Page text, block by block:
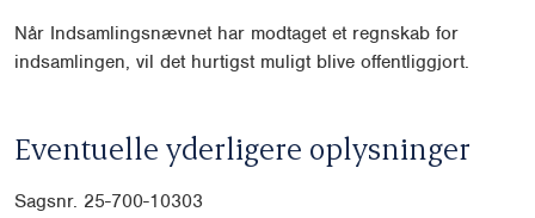
Når Indsamlingsnævnet har modtaget et regnskab for
indsamlingen, vil det hurtigst muligt blive offentliggjort.
Eventuelle yderligere oplysninger
Sagsnr. 25-700-10303